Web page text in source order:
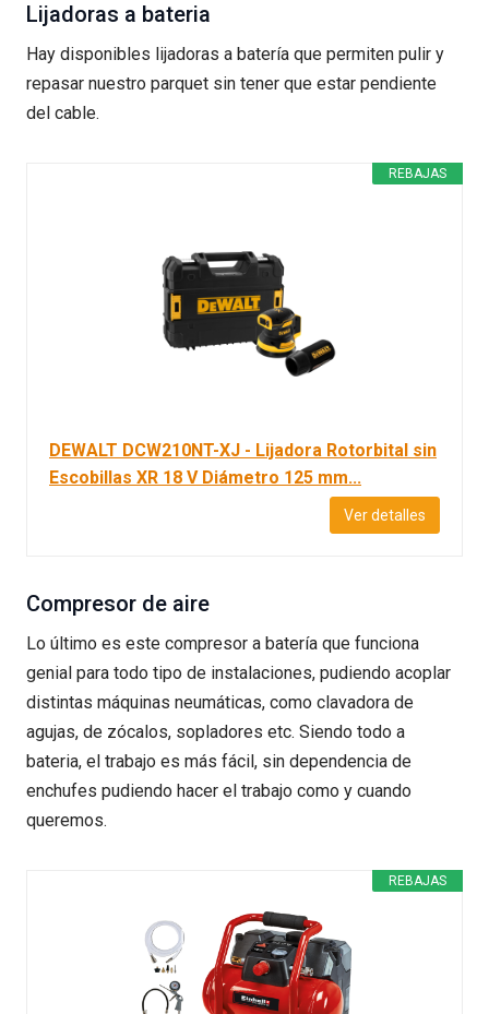
Lijadoras a bateria
Hay disponibles lijadoras a batería que permiten pulir y
repasar nuestro parquet sin tener que estar pendiente
del cable.
REBAJAS
DEWALT DCW210NT-XJ - Lijadora Rotorbital sin
Escobillas XR 18 V Diámetro 125 mm...
Ver detalles
Compresor de aire
Lo último es este compresor a batería que funciona
genial para todo tipo de instalaciones, pudiendo acoplar
distintas máquinas neumáticas, como clavadora de
agujas, de zócalos, sopladores etc. Siendo todo a
bateria, el trabajo es más fácil, sin dependencia de
enchufes pudiendo hacer el trabajo como y cuando
queremos.
REBAJAS